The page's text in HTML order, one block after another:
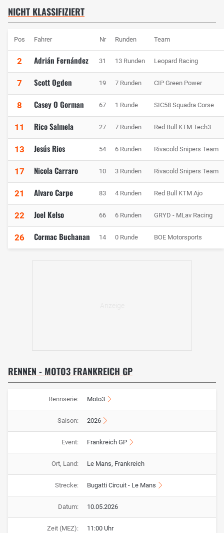
NICHT KLASSIFIZIERT
Pos Fahrer Nr Runden Team
2 Adrián Fernández 31 13 Runden Leopard Racing
7 Scott Ogden 19 7 Runden CIP Green Power
8 Casey O Gorman 67 1 Runde SIC58 Squadra Corse
11 Rico Salmela 27 7 Runden Red Bull KTM Tech3
13 Jesús Rios 54 6 Runden Rivacold Snipers Team
17 Nicola Carraro 10 3 Runden Rivacold Snipers Team
21 Alvaro Carpe 83 4 Runden Red Bull KTM Ajo
22 Joel Kelso 66 6 Runden GRYD - MLav Racing
26 Cormac Buchanan 14 0 Runde BOE Motorsports
RENNEN - MOTO3 FRANKREICH GP
Rennserie: Moto3
Saison: 2026
Event: Frankreich GP
Ort, Land: Le Mans, Frankreich
Strecke: Bugatti Circuit - Le Mans
Datum: 10.05.2026
Zeit (MEZ): 11:00 Uhr